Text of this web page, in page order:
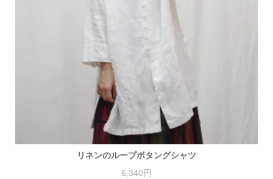
リネンのループボタングシャツ
6,340円